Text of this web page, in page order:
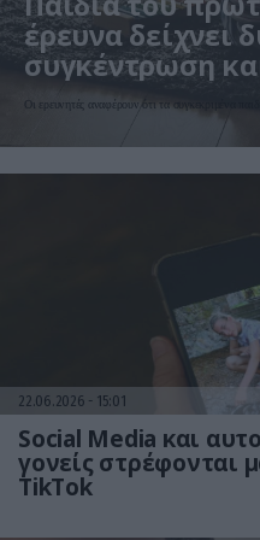
έρευνα δείχνει
συγκέντρωση
συναισθηματική
Οι ερευνητές αναφέρουν ότι τα συγκεκριμένα
22.06.2026 15:01
Social Media και
γονείς στρέφονται
TikTok